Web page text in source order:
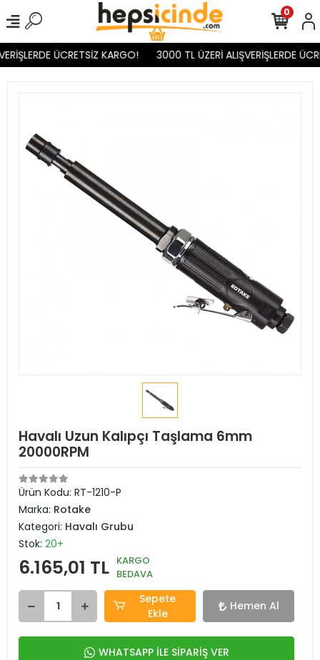
ÜCRETSİZ KARGO! 3000 TL ÜZERİ ALIŞVERİŞLERDE
0
Havalı Uzun Kalıpçı Taşlama 6mm
20000RPM
Ürün Kodu: RT-1210-P
Marka: Rotake
Kategori: Havalı Grubu
Stok: 20+
6.165,01 TL KARGO
BEDAVA
Sepete
Ekle
Hemen Al
WHATSAPP İLE SİPARİŞ VER